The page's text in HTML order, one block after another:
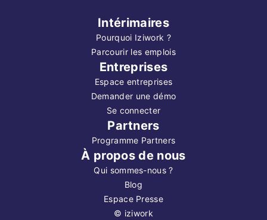
Intérimaires
Pourquoi Iziwork ?
Parcourir les emplois
Entreprises
Espace entreprises
Demander une démo
Se connecter
Partners
Programme Partners
À propos de nous
Qui sommes-nous ?
Blog
Espace Presse
© iziwork